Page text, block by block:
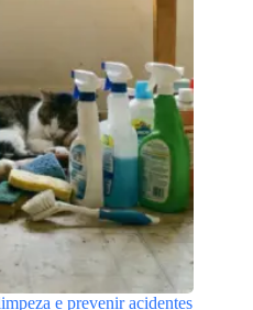
e prevenir acidentes